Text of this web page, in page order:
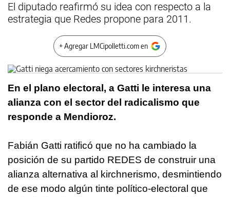
El diputado reafirmó su idea con respecto a la
estrategia que Redes propone para 2011.
+ Agregar LMCipolletti.com en
En el plano electoral, a Gatti le interesa una
alianza con el sector del radicalismo que
responde a Mendioroz.
Fabián Gatti ratificó que no ha cambiado la
posición de su partido REDES de construir una
alianza alternativa al kirchnerismo, desmintiendo
de ese modo algún tinte político-electoral que